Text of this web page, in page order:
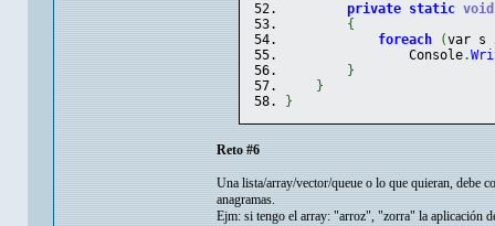
private static void
{
foreach
(var s
Console.
}
}
}
Reto #6
Una lista/array/vector/queue o lo que quieran, debe
anagramas.
Ejm: si tengo el array: "arroz", "zorra" la aplicación